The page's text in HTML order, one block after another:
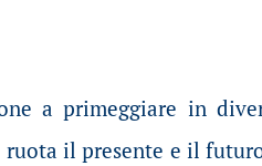
a primeggiare in
ruota il presente e il